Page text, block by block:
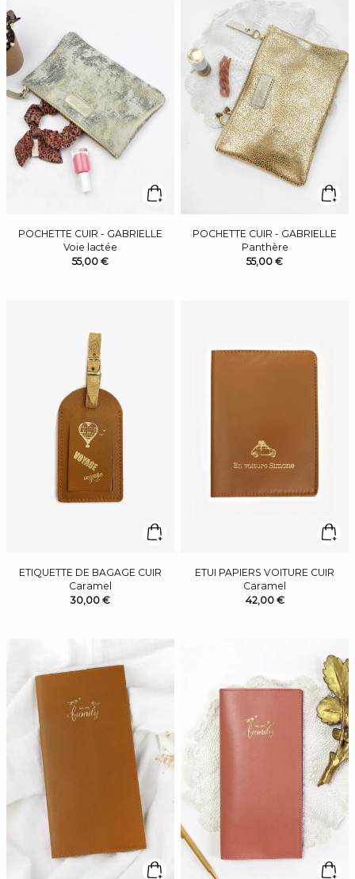
POCHETTE CUIR - GABRIELLE
Voie lactée
55,00 €
POCHETTE CUIR - GABRIELLE
Panthère
55,00 €
ETIQUETTE DE BAGAGE CUIR
Caramel
30,00 €
ETUI PAPIERS VOITURE CUIR
Caramel
42,00 €